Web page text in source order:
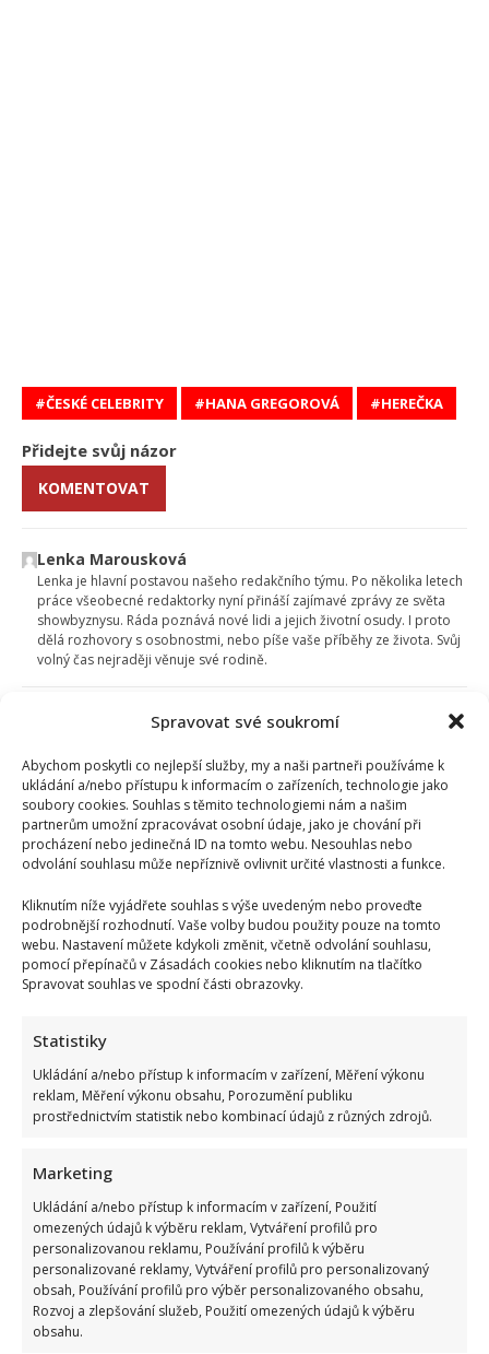
Spravovat své soukromí
Abychom poskytli co nejlepší služby, my a naši partneři používáme k
ukládání a/nebo přístupu k informacím o zařízeních, technologie jako
soubory cookies. Souhlas s těmito technologiemi nám a našim
partnerům umožní zpracovávat osobní údaje, jako je chování při
procházení nebo jedinečná ID na tomto webu. Nesouhlas nebo
odvolání souhlasu může nepříznivě ovlivnit určité vlastnosti a funkce.
Kliknutím níže vyjádřete souhlas s výše uvedeným nebo proveďte
podrobnější rozhodnutí. Vaše volby budou použity pouze na tomto
webu. Nastavení můžete kdykoli změnit, včetně odvolání souhlasu,
pomocí přepínačů v Zásadách cookies nebo kliknutím na tlačítko
Spravovat souhlas ve spodní části obrazovky.
Statistiky
Ukládání a/nebo přístup k informacím v zařízení, Měření výkonu
reklam, Měření výkonu obsahu, Porozumění publiku
prostřednictvím statistik nebo kombinací údajů z různých zdrojů.
Marketing
Ukládání a/nebo přístup k informacím v zařízení, Použití
omezených údajů k výběru reklam, Vytváření profilů pro
personalizovanou reklamu, Používání profilů k výběru
personalizované reklamy, Vytváření profilů pro personalizovaný
obsah, Používání profilů pro výběr personalizovaného obsahu,
Rozvoj a zlepšování služeb, Použití omezených údajů k výběru
obsahu.
ČESKÉ CELEBRITY HANA GREGOROVÁ HEREČKA
Přidejte svůj názor
KOMENTOVAT
Lenka Marousková
Lenka je hlavní postavou našeho redakčního týmu. Po několika letech
práce všeobecné redaktorky nyní přináší zajímavé zprávy ze světa
showbyznysu. Ráda poznává nové lidi a jejich životní osudy. I proto
dělá rozhovory s osobnostmi, nebo píše vaše příběhy ze života. Svůj
volný čas nejraději věnuje své rodině.